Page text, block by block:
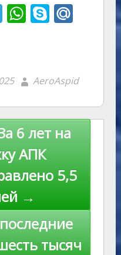
T
a
m
W
A
p
p
S
e
M
u
AeroAspid
6 лет на
АПК
5,5
→
тысяч